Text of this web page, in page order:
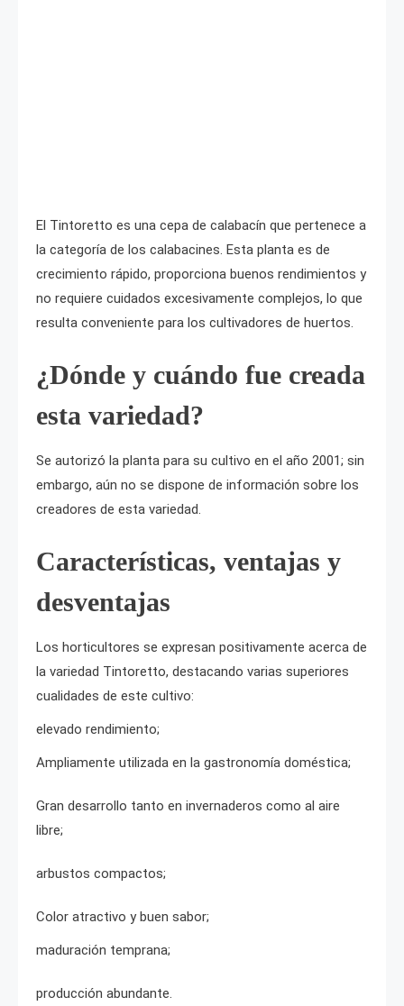
El Tintoretto es una cepa de calabacín que pertenece a
la categoría de los calabacines. Esta planta es de
crecimiento rápido, proporciona buenos rendimientos y
no requiere cuidados excesivamente complejos, lo que
resulta conveniente para los cultivadores de huertos.
¿Dónde y cuándo fue creada
esta variedad?
Se autorizó la planta para su cultivo en el año 2001; sin
embargo, aún no se dispone de información sobre los
creadores de esta variedad.
Características, ventajas y
desventajas
Los horticultores se expresan positivamente acerca de
la variedad Tintoretto, destacando varias superiores
cualidades de este cultivo:
elevado rendimiento;
Ampliamente utilizada en la gastronomía doméstica;
Gran desarrollo tanto en invernaderos como al aire
libre;
arbustos compactos;
Color atractivo y buen sabor;
maduración temprana;
producción abundante.